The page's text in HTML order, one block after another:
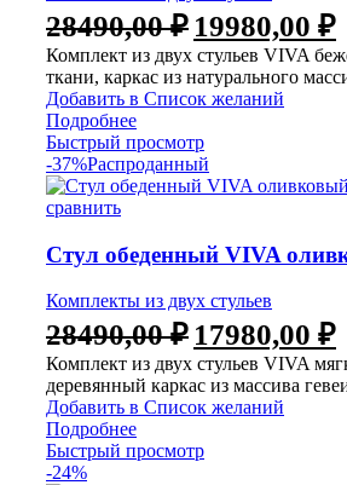
28490,00₽ 19980,00 ₽
Комплект из двух стульев VIVA
ткани, каркас из натурального
Добавить в Список желаний
Подробнее
Быстрый просмотр
-37%Распроданный
сравнить
Стул обеденный VIVA
Комплекты из двух стульев
28490,00₽ 17980,00 ₽
Комплект из двух стульев VIVA
деревянный каркас из массива
Добавить в Список желаний
Подробнее
Быстрый просмотр
-24%